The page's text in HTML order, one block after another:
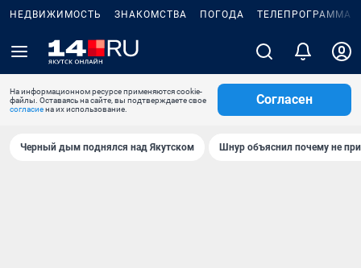
НЕДВИЖИМОСТЬ ЗНАКОМСТВА ПОГОДА ТЕЛЕПРОГРАММА
На информационном ресурсе применяются cookie-
файлы. Оставаясь на сайте, вы подтверждаете свое
согласиена их использование.
Согласен
Черный дым поднялся над Якутском Шнур объяснил почему не